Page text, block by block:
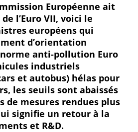
Européenne ait
l’Euro VII, voici le
européens qui
d’orientation
anti-pollution Euro
industriels
et autobus) hélas pour
les seuils sont abaissés
de mesures rendues plus
signifie un retour à la
et R&D.